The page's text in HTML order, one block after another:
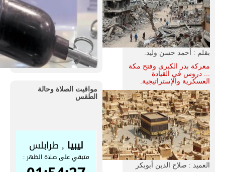
بقلم : أحمد حسن وليد.
معركة بدر الكبرى وفتح مكة
... دروس في القيادة
العسكرية والإستراتيجية.
العميد : صلاح الدين أبوبكر
مواقيت الصلاة وحالة
الطقس